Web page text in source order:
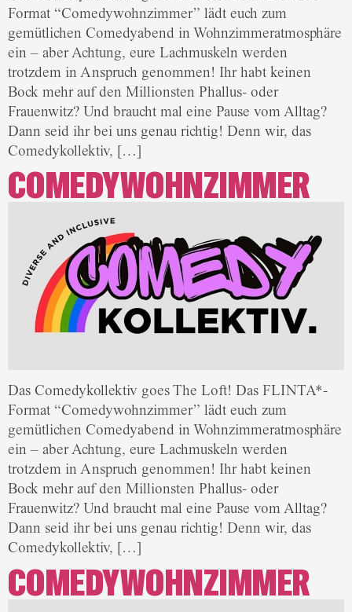
Format “Comedywohnzimmer” lädt euch zum
gemütlichen Comedyabend in Wohnzimmeratmosphäre
ein – aber Achtung, eure Lachmuskeln werden
trotzdem in Anspruch genommen! Ihr habt keinen
Bock mehr auf den Millionsten Phallus- oder
Frauenwitz? Und braucht mal eine Pause vom Alltag?
Dann seid ihr bei uns genau richtig! Denn wir, das
Comedykollektiv, […]
COMEDYWOHNZIMMER
Das Comedykollektiv goes The Loft! Das FLINTA*-
Format “Comedywohnzimmer” lädt euch zum
gemütlichen Comedyabend in Wohnzimmeratmosphäre
ein – aber Achtung, eure Lachmuskeln werden
trotzdem in Anspruch genommen! Ihr habt keinen
Bock mehr auf den Millionsten Phallus- oder
Frauenwitz? Und braucht mal eine Pause vom Alltag?
Dann seid ihr bei uns genau richtig! Denn wir, das
Comedykollektiv, […]
COMEDYWOHNZIMMER